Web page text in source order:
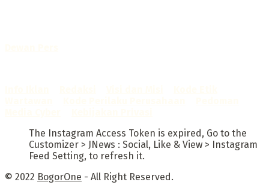
The Instagram Access Token is expired, Go to the
Customizer > JNews : Social, Like & View > Instagram
Feed Setting, to refresh it.
© 2022 BogorOne - All Right Reserved.